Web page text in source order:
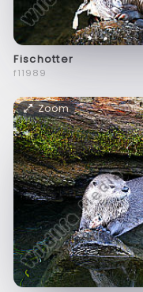
Fischotter
f11989
Zoom